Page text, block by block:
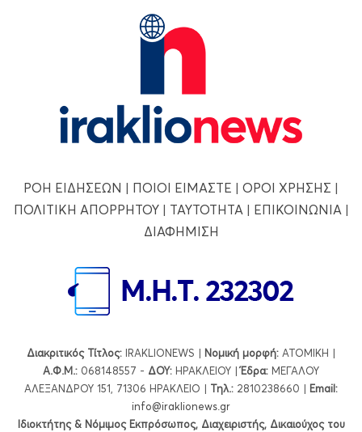
ΡΟΗ ΕΙΔΗΣΕΩΝ | ΠΟΙΟΙ ΕΙΜΑΣΤΕ | ΟΡΟΙ ΧΡΗΣΗΣ |
ΠΟΛΙΤΙΚΗ ΑΠΟΡΡΗΤΟΥ| ΤΑΥΤΟΤΗΤΑ| ΕΠΙΚΟΙΝΩΝΙΑ|
ΔΙΑΦΗΜΙΣΗ
Διακριτικός Τίτλος: IRAKLIONEWS | Νομική μορφή: ΑΤΟΜΙΚΗ |
Α.Φ.Μ.: 068148557 - ΔΟΥ: ΗΡΑΚΛΕΙΟΥ |Έδρα: ΜΕΓΑΛΟΥ
ΑΛΕΞΑΝΔΡΟΥ 151, 71306 ΗΡΑΚΛΕΙΟ | Τηλ.: 2810238660 | Εmail:
info@iraklionews.gr
Ιδιοκτήτης & Νόμιμος Εκπρόσωπος, Διαχειριστής, Δικαιούχος του